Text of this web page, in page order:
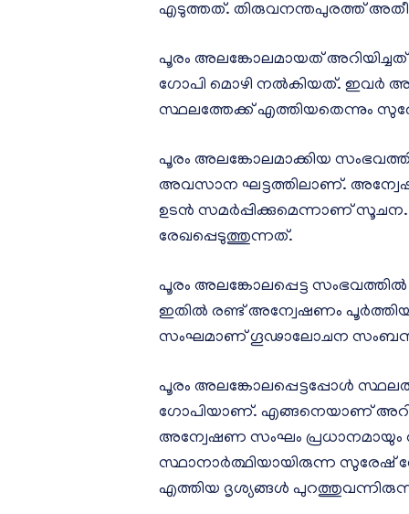
എടുത്തത്. തിരുവനന്തപുരത്ത്
പൂരം അലങ്കോലമായത്
ഗോപി മൊഴി നല്‍കിയത്. ഇവര്‍
സ്ഥലത്തേക്ക് എത്തിയതെന്നും
പൂരം അലങ്കോലമാക്കിയ
അവസാന ഘട്ടത്തിലാണ്. അന്വേഷണ
ഉടന്‍ സമര്‍പ്പിക്കുമെന്നാണ്
രേഖപ്പെടുത്തുന്നത്.
പൂരം അലങ്കോലപ്പെട്ട
ഇതില്‍ രണ്ട് അന്വേഷണം
സംഘമാണ് ഗൂഢാലോചന
പൂരം അലങ്കോലപ്പെട്ടപ്പോള്‍
ഗോപിയാണ്. എങ്ങനെയാണ്
അന്വേഷണ സംഘം
സ്ഥാനാര്‍ത്ഥിയായിരുന്ന
എത്തിയ ദൃശ്യങ്ങള്‍